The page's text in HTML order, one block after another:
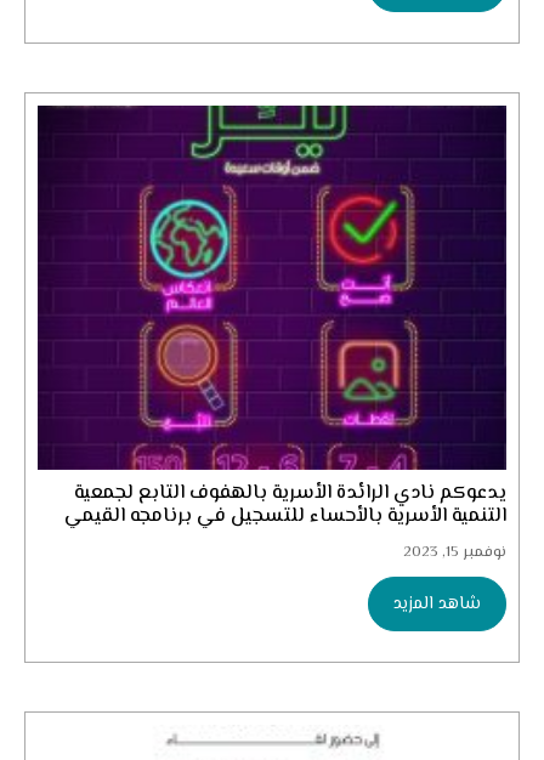
يدعوكم نادي الرائدة الأسرية بالهفوف التابع لجمعية
التنمية الأسرية بالأحساء للتسجيل في برنامجه القيمي
الترفيهي...
نوفمبر 15, 2023
شاهد المزيد